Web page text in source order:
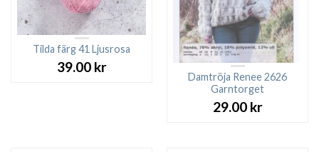
Tilda färg 41 Ljusrosa
39.00 kr
Damtröja Renee 2626
Garntorget
29.00 kr